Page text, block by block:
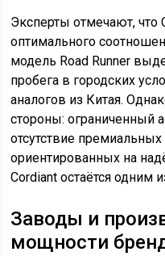
Эксперты отмечают, что
оптимального
модель Road Runner
пробега в городских
аналогов из Китая.
стороны: ограниченный
отсутствие
ориентированных на
Cordiant остаётся одним
Заводы и
мощности